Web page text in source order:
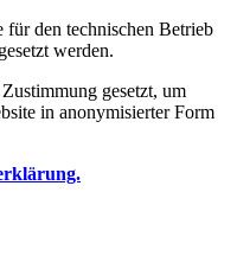
für den technischen Betrieb
werden.
gesetzt, um
in anonymisierter Form